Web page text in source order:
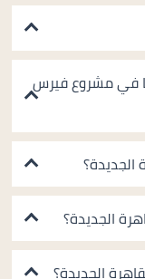
في مشروع فيرس
الجديدة؟
الجديدة؟